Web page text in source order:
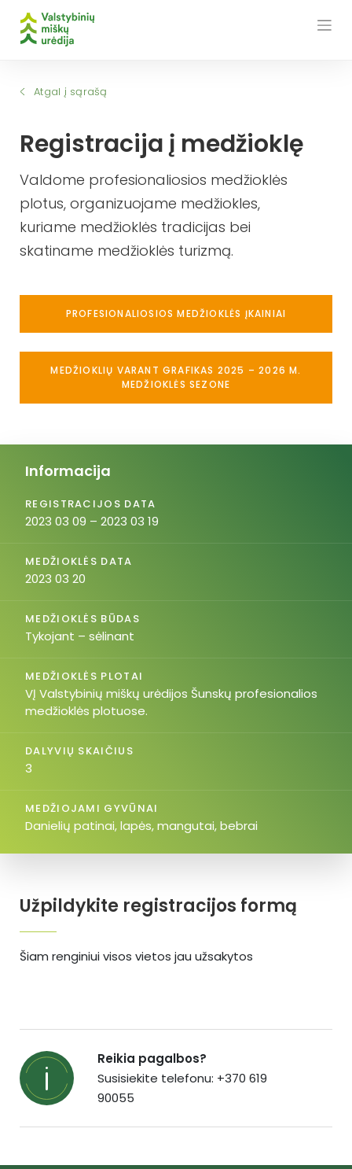
Atgal į sąrašą
Registracija į medžioklę
Valdome profesionaliosios medžioklės
plotus, organizuojame medžiokles,
kuriame medžioklės tradicijas bei
skatiname medžioklės turizmą.
PROFESIONALIOSIOS MEDŽIOKLĖS ĮKAINIAI
MEDŽIOKLIŲ VARANT GRAFIKAS 2025 – 2026 M.
MEDŽIOKLĖS SEZONE
Užpildykite registracijos formą
Šiam renginiui visos vietos jau užsakytos
Informacija
REGISTRACIJOS DATA
2023 03 09 – 2023 03 19
MEDŽIOKLĖS DATA
2023 03 20
MEDŽIOKLĖS BŪDAS
Tykojant – sėlinant
MEDŽIOKLĖS PLOTAI
VĮ Valstybinių miškų urėdijos Šunskų profesionalios
medžioklės plotuose.
DALYVIŲ SKAIČIUS
3
MEDŽIOJAMI GYVŪNAI
Danielių patinai, lapės, mangutai, bebrai
Reikia pagalbos?
Susisiekite telefonu: +370 619
90055